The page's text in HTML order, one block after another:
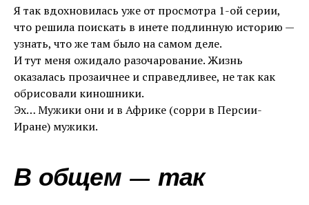
Я так вдохновилась уже от просмотра 1-ой серии,
что решила поискать в инете подлинную историю —
узнать, что же там было на самом деле.
И тут меня ожидало разочарование. Жизнь
оказалась прозаичнее и справедливее, не так как
обрисовали киношники.
Эх… Мужики они и в Африке (сорри в Персии-
Иране) мужики.
В общем — так